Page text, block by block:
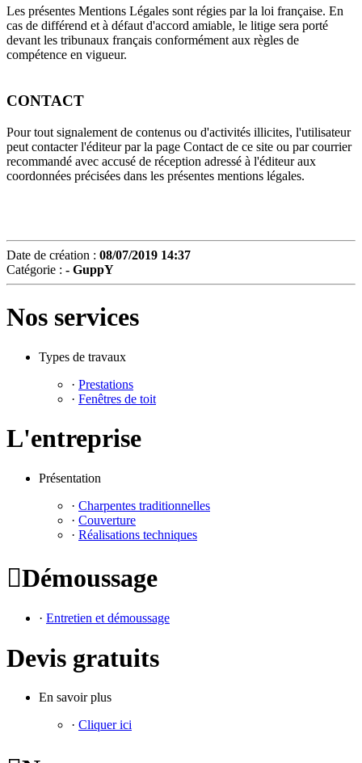
Les présentes Mentions Légales sont régies par la loi française. En
cas de différend et à défaut d'accord amiable, le litige sera porté
devant les tribunaux français conformément aux règles de
compétence en vigueur.
CONTACT
Pour tout signalement de contenus ou d'activités illicites, l'utilisateur
peut contacter l'éditeur par la page Contact de ce site ou par courrier
recommandé avec accusé de réception adressé à l'éditeur aux
coordonnées précisées dans les présentes mentions légales.
Date de création : 08/07/2019 14:37
Catégorie : - GuppY
Nos services
Types de travaux
· Prestations
· Fenêtres de toit
L'entreprise
Présentation
· Charpentes traditionnelles
· Couverture
· Réalisations techniques
Démoussage
· Entretien et démoussage
Devis gratuits
En savoir plus
· Cliquer ici